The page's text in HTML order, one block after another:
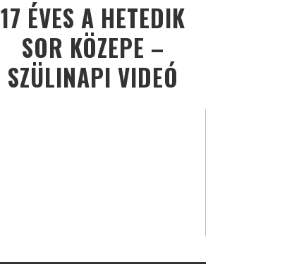
17 ÉVES A HETEDIK
SOR KÖZEPE –
SZÜLINAPI VIDEÓ